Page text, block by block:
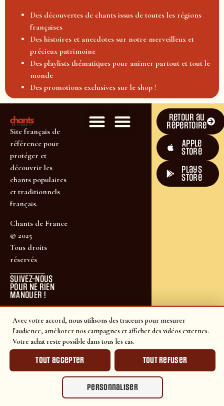
Avec votre accord, nous utilisons des traceurs pour mesurer
l'audience, améliorer nos campagnes et afficher des vidéos externes.
Votre achat reste possible dans tous les cas.
Tout accepter Tout refuser
Personnaliser
Des découvertes de chants issus de toutes les régions
françaises
Des histoires et anecdotes sur notre merveilleux et
précieux patrimoine
Des playlists thématiques pour animer partout et tout le
monde
Des promotions exclusives sur le shop !
Site français de
référence pour
protéger et
découvrir les
chants populaires
et traditionnels
français.
Chants de France
© 2025
Tous droits
réservés
SUIVEZ-NOUS
POUR NE RIEN
MANQUER !
Retour au
répertoire
Apple
Store
plays
store